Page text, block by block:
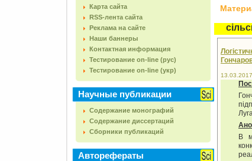
Карта сайта
RSS-лента сайта
Реклама на сайте
Наши баннеры
Контактная информация
Тестирование on-line (рус)
Тестирование on-line (укр)
Научные публикации
Содержание монографий
Содержание диссертаций
Сборники публикаций
Авторефераты
13.03.2017
В